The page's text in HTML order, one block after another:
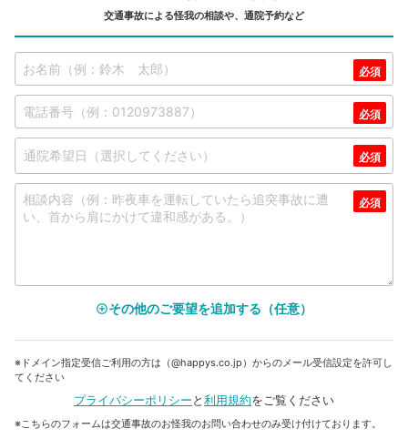
交通事故による怪我の相談や、通院予約など
add_circle_outlineその他のご要望を追加する（任意）
※ドメイン指定受信ご利用の方は（@happys.co.jp）からのメール受信設定を許可し
てください
プライバシーポリシーと利用規約をご覧ください
※こちらのフォームは交通事故のお怪我のお問い合わせのみ受け付けております。